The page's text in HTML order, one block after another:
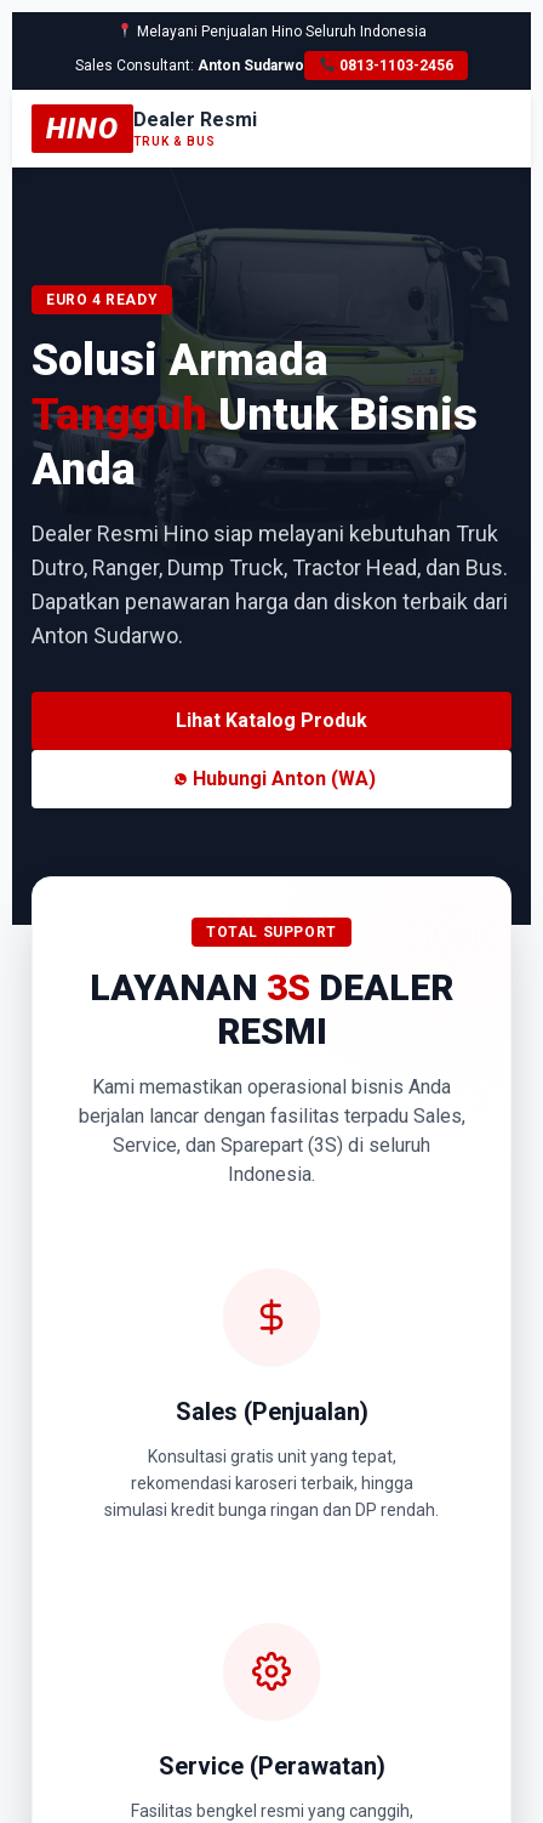
Melayani Penjualan Hino Seluruh Indonesia
Sales Consultant:Anton Sudarwo 0813-1103-2456
HINO Dealer Resmi
TRUK & BUS
EURO 4 READY
Solusi Armada
TangguhUntuk Bisnis
Anda
Dealer Resmi Hino siap melayani kebutuhan Truk
Dutro, Ranger, Dump Truck, Tractor Head, dan Bus.
Dapatkan penawaran harga dan diskon terbaik dari
Anton Sudarwo.
Lihat Katalog Produk
Hubungi Anton (WA)
TOTAL SUPPORT
LAYANAN 3S DEALER
RESMI
Kami memastikan operasional bisnis Anda
berjalan lancar dengan fasilitas terpadu Sales,
Service, dan Sparepart (3S) di seluruh
Indonesia.
Sales (Penjualan)
Konsultasi gratis unit yang tepat,
rekomendasi karoseri terbaik, hingga
simulasi kredit bunga ringan dan DP rendah.
Service (Perawatan)
Fasilitas bengkel resmi yang canggih,